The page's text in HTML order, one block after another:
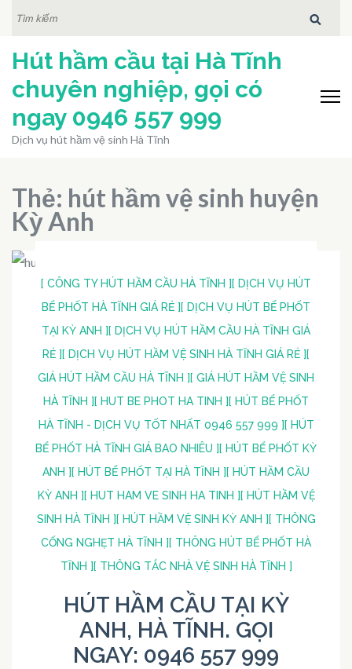
qua
dung
Hút hầm cầu tại Hà Tĩnh
chuyên nghiệp, gọi có
ngay 0946 557 999
Dịch vụ hút hầm vệ sinh Hà Tĩnh
Thẻ: hút hầm vệ sinh huyện
Kỳ Anh
[ CÔNG TY HÚT HẦM CẦU HÀ TĨNH ] [ DỊCH VỤ HÚT
BỂ PHỐT HÀ TĨNH GIÁ RẺ ] [ DỊCH VỤ HÚT BỂ PHỐT
TẠI KỲ ANH ] [ DỊCH VỤ HÚT HẦM CẦU HÀ TĨNH GIÁ
RẺ ] [ DỊCH VỤ HÚT HẦM VỆ SINH HÀ TĨNH GIÁ RẺ ] [
GIÁ HÚT HẦM CẦU HÀ TĨNH ] [ GIÁ HÚT HẦM VỆ SINH
HÀ TĨNH ] [ HUT BE PHOT HA TINH ] [ HÚT BỂ PHỐT
HÀ TĨNH - DỊCH VỤ TỐT NHẤT 0946 557 999 ] [ HÚT
BỂ PHỐT HÀ TĨNH GIÁ BAO NHIÊU ] [ HÚT BỂ PHỐT KỲ
ANH ] [ HÚT BỂ PHỐT TẠI HÀ TĨNH ] [ HÚT HẦM CẦU
KỲ ANH ] [ HUT HAM VE SINH HA TINH ] [ HÚT HẦM VỆ
SINH HÀ TĨNH ] [ HÚT HẦM VỆ SINH KỲ ANH ] [ THÔNG
CỐNG NGHẸT HÀ TĨNH ] [ THÔNG HÚT BỂ PHỐT HÀ
TĨNH ] [ THÔNG TẮC NHÀ VỆ SINH HÀ TĨNH ]
HÚT HẦM CẦU TẠI KỲ
ANH, HÀ TĨNH. GỌI
NGAY: 0946 557 999